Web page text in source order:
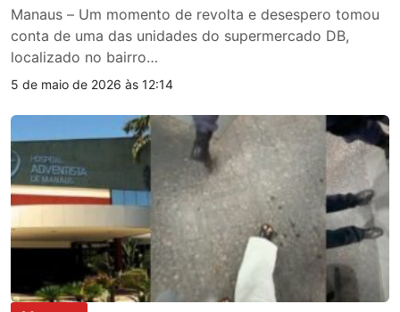
Manaus – Um momento de revolta e desespero tomou
conta de uma das unidades do supermercado DB,
localizado no bairro…
5 de maio de 2026 às 12:14